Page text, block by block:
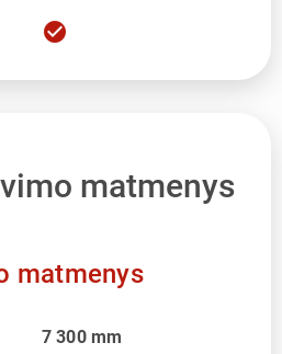
check_circle
matmenys
matmenys
7 300 mm